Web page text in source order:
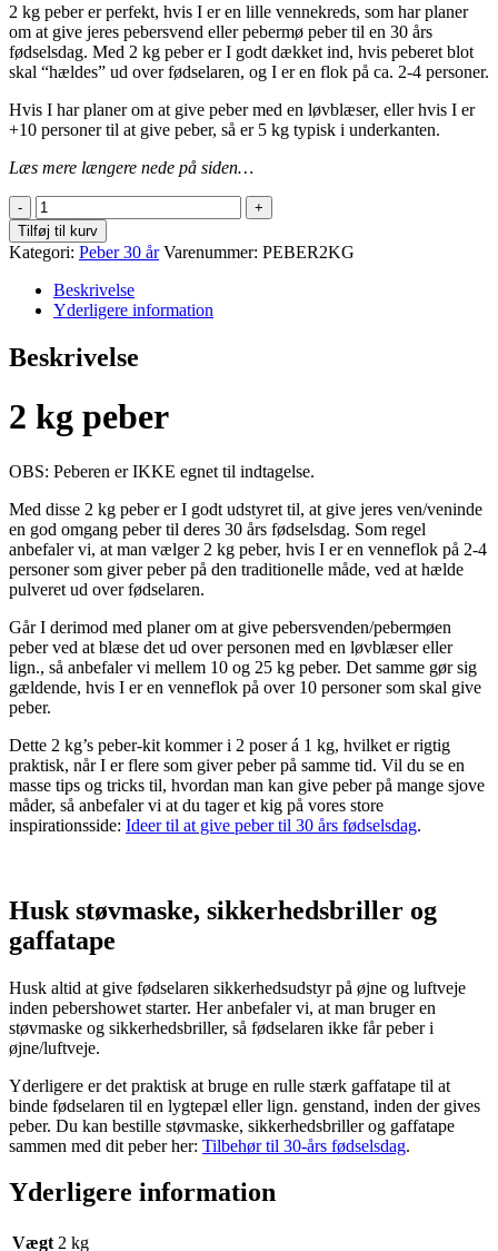
2 kg peber er perfekt, hvis I er en lille vennekreds, som har planer
om at give jeres pebersvend eller pebermø peber til en 30 års
fødselsdag. Med 2 kg peber er I godt dækket ind, hvis peberet blot
skal “hældes” ud over fødselaren, og I er en flok på ca. 2-4 personer.
Hvis I har planer om at give peber med en løvblæser, eller hvis I er
+10 personer til at give peber, så er 5 kg typisk i underkanten.
Læs mere længere nede på siden…
Peber
2
kg
quantity
Tilføj til kurv
Kategori: Peber 30 år Varenummer: PEBER2KG
Beskrivelse
Yderligere information
Beskrivelse
2 kg peber
OBS: Peberen er IKKE egnet til indtagelse.
Med disse 2 kg peber er I godt udstyret til, at give jeres ven/veninde
en god omgang peber til deres 30 års fødselsdag. Som regel
anbefaler vi, at man vælger 2 kg peber, hvis I er en venneflok på 2-4
personer som giver peber på den traditionelle måde, ved at hælde
pulveret ud over fødselaren.
Går I derimod med planer om at give pebersvenden/pebermøen
peber ved at blæse det ud over personen med en løvblæser eller
lign., så anbefaler vi mellem 10 og 25 kg peber. Det samme gør sig
gældende, hvis I er en venneflok på over 10 personer som skal give
peber.
Dette 2 kg’s peber-kit kommer i 2 poser á 1 kg, hvilket er rigtig
praktisk, når I er flere som giver peber på samme tid. Vil du se en
masse tips og tricks til, hvordan man kan give peber på mange sjove
måder, så anbefaler vi at du tager et kig på vores store
inspirationsside: Ideer til at give peber til 30 års fødselsdag.
Husk støvmaske, sikkerhedsbriller og
gaffatape
Husk altid at give fødselaren sikkerhedsudstyr på øjne og luftveje
inden pebershowet starter. Her anbefaler vi, at man bruger en
støvmaske og sikkerhedsbriller, så fødselaren ikke får peber i
øjne/luftveje.
Yderligere er det praktisk at bruge en rulle stærk gaffatape til at
binde fødselaren til en lygtepæl eller lign. genstand, inden der gives
peber. Du kan bestille støvmaske, sikkerhedsbriller og gaffatape
sammen med dit peber her: Tilbehør til 30-års fødselsdag.
Yderligere information
Vægt 2 kg